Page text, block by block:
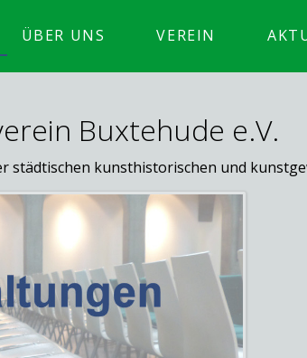
ÜBER UNS VEREIN
Buxtehude e.V.
kunsthistorischen und